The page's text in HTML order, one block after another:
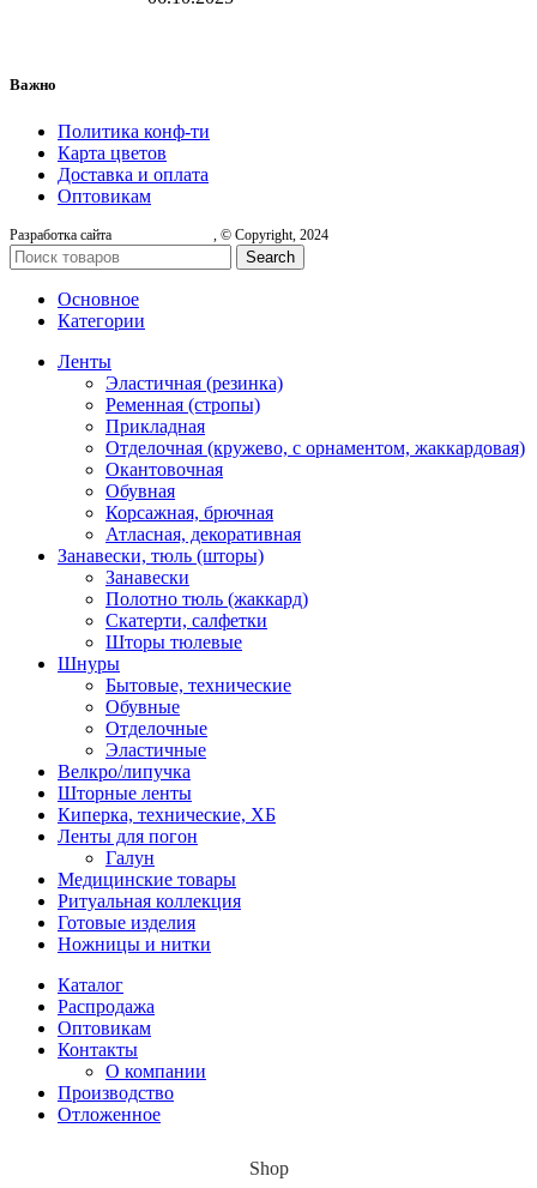
Важно
Политика конф-ти
Карта цветов
Доставка и оплата
Оптовикам
Разработка сайта , © Copyright, 2024
Search
Основное
Категории
Ленты
Эластичная (резинка)
Ременная (стропы)
Прикладная
Отделочная (кружево, с орнаментом, жаккардовая)
Окантовочная
Обувная
Корсажная, брючная
Атласная, декоративная
Занавески, тюль (шторы)
Занавески
Полотно тюль (жаккард)
Скатерти, салфетки
Шторы тюлевые
Шнуры
Бытовые, технические
Обувные
Отделочные
Эластичные
Велкро/липучка
Шторные ленты
Киперка, технические, ХБ
Ленты для погон
Галун
Медицинские товары
Ритуальная коллекция
Готовые изделия
Ножницы и нитки
Каталог
Распродажа
Оптовикам
Контакты
О компании
Производство
Отложенное
Shop